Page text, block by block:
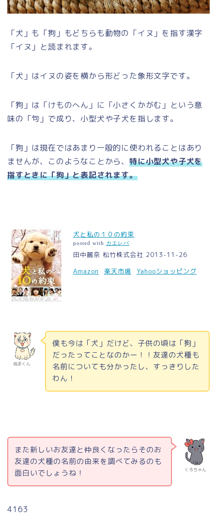
「犬」も「狗」もどちらも動物の「イヌ」を指す漢字
「イヌ」と読まれます。
「犬」はイヌの姿を横から形どった象形文字です。
「狗」は「けものへん」に「小さくかがむ」という意
味の「句」で成り、小型犬や子犬を指します。
「狗」は現在ではあまり一般的に使われることはあり
ませんが、このようなことから、特に小型犬や子犬を
指すときに「狗」と表記されます。
犬と私の１０の約束
posted with カエレバ
田中麗奈 松竹株式会社 2013-11-26
Amazon
楽天市場 Yahooショッピング
ぬまくん
僕も今は「犬」だけど、子供の頃は「狗」
だったってことなのかー！！友達の犬種も
名前についても分かったし、すっきりした
わん！
くろちゃん
また新しいお友達と仲良くなったらそのお
友達の犬種の名前の由来を調べてみるのも
面白いでしょうね！
4163